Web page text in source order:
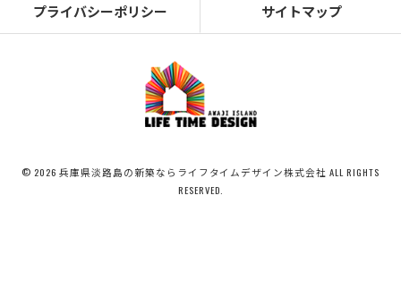
プライバシーポリシー サイトマップ
© 2026 兵庫県淡路島の新築ならライフタイムデザイン株式会社 ALL RIGHTS
RESERVED.